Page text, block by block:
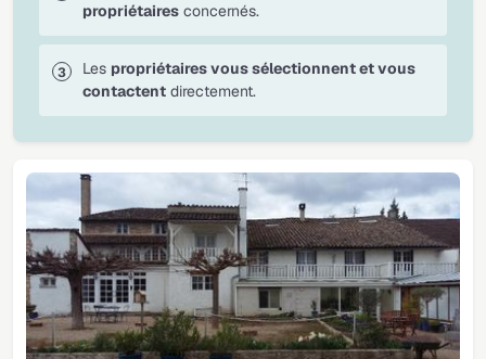
propriétaires concernés.
Les propriétaires vous sélectionnent et vous
contactent directement.